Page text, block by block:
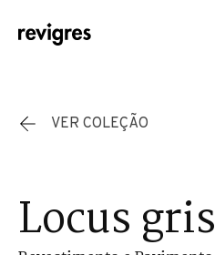
Saltar para o conteúdo principal
VER COLEÇÃO
Locus gris